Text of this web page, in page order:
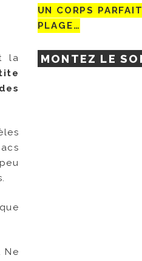
la
Ne
UN CORPS
PLAGE…
MONTEZ LE